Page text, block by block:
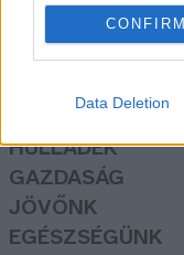
CONFIRM
Data Deletion
Rovatok
HULLADÉK
GAZDASÁG
JÖVŐNK
EGÉSZSÉGÜNK